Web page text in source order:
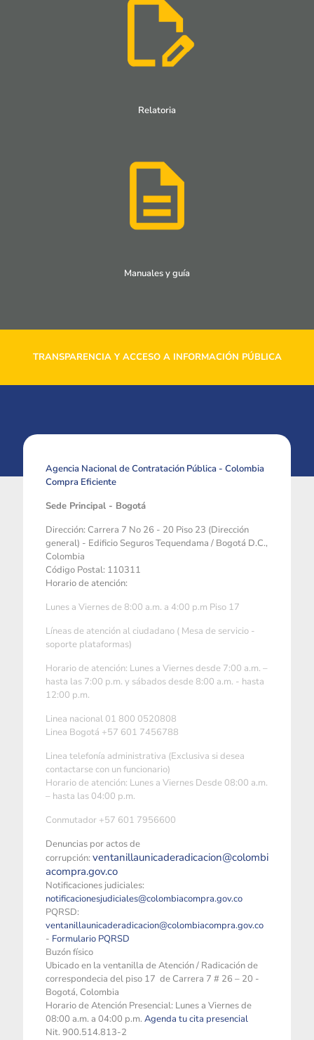
Relatoria
Manuales y guía
TRANSPARENCIA Y ACCESO A INFORMACIÓN PÚBLICA
Agencia Nacional de Contratación Pública - Colombia
Compra Eficiente
Sede Principal - Bogotá
Dirección: Carrera 7 No 26 - 20 Piso 23 (Dirección
general) - Edificio Seguros Tequendama / Bogotá D.C.,
Colombia
Código Postal: 110311
Horario de atención:
Lunes a Viernes de 8:00 a.m. a 4:00 p.m Piso 17
Líneas de atención al ciudadano ( Mesa de servicio -
soporte plataformas)
Horario de atención: Lunes a Viernes desde 7:00 a.m. –
hasta las 7:00 p.m. y sábados desde 8:00 a.m. - hasta
12:00 p.m.
Linea nacional 01 800 0520808
Linea Bogotá +57 601 7456788
Linea telefonía administrativa (Exclusiva si desea
contactarse con un funcionario)
Horario de atención: Lunes a Viernes Desde 08:00 a.m.
– hasta las 04:00 p.m.
Conmutador +57 601 7956600
Denuncias por actos de
corrupción: ventanillaunicaderadicacion@colombi
acompra.gov.co
Notificaciones judiciales:
notificacionesjudiciales@colombiacompra.gov.co
PQRSD:
ventanillaunicaderadicacion@colombiacompra.gov.co
- Formulario PQRSD
Buzón físico
Ubicado en la ventanilla de Atención / Radicación de
correspondecia del piso 17 de Carrera 7 # 26 – 20 -
Bogotá, Colombia
Horario de Atención Presencial: Lunes a Viernes de
08:00 a.m. a 04:00 p.m. Agenda tu cita presencial
Nit. 900.514.813-2